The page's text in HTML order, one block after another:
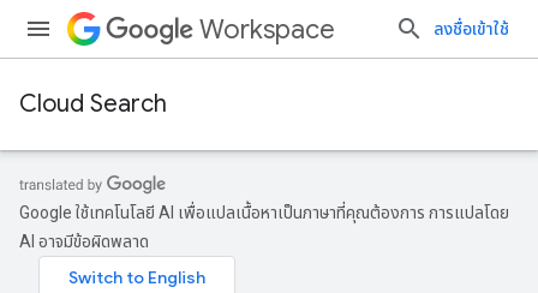
Workspace ลงชื่อเข้าใช้
Cloud Search
Google ใช้เทคโนโลยี AI เพื่อแปลเนื้อหาเป็นภาษาที่คุณต้องการ การแปลโดย
AI อาจมีข้อผิดพลาด